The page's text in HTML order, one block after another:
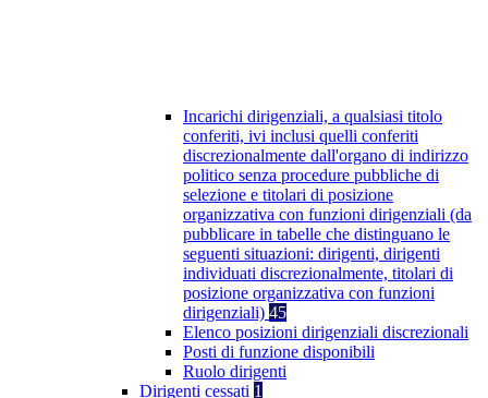
Incarichi dirigenziali, a qualsiasi titolo
conferiti, ivi inclusi quelli conferiti
discrezionalmente dall'organo di indirizzo
politico senza procedure pubbliche di
selezione e titolari di posizione
organizzativa con funzioni dirigenziali (da
pubblicare in tabelle che distinguano le
seguenti situazioni: dirigenti, dirigenti
individuati discrezionalmente, titolari di
posizione organizzativa con funzioni
dirigenziali) 45
Elenco posizioni dirigenziali discrezionali
Posti di funzione disponibili
Ruolo dirigenti
Dirigenti cessati 1